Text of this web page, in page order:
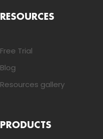
RESOURCES
Free Trial
Blog
Resources gallery
PRODUCTS